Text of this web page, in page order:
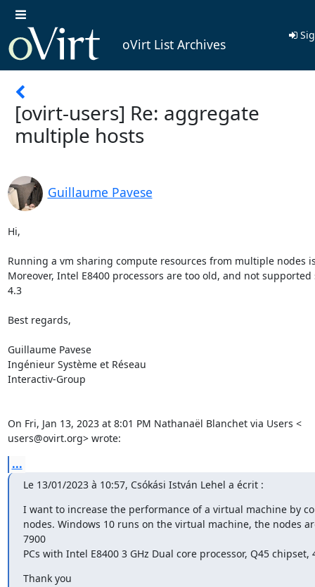
oVirt List Archives
[ovirt-users] Re: aggregate
multiple hosts
Guillaume Pavese
Hi,
Running a vm sharing compute resources from multiple nodes
Moreover, Intel E8400 processors are too old, and not supported
4.3
Best regards,
Guillaume Pavese
Ingénieur Système et Réseau
Interactiv-Group
On Fri, Jan 13, 2023 at 8:01 PM Nathanaël Blanchet via Users <
users@ovirt.org> wrote:
...
Le 13/01/2023 à 10:57, Csókási István Lehel a écrit :
I want to increase the performance of a virtual machine by
nodes. Windows 10 runs on the virtual machine, the nodes
7900
PCs with Intel E8400 3 GHz Dual core processor, Q45 chipset,
Thank you